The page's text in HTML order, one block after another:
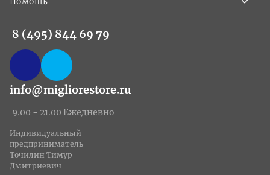
8 (495) 844 69 79
info@migliorestore.ru
9.00 - 21.00 Ежедневно
Индивидуальный
предприниматель
Точилин Тимур
Дмитриевич